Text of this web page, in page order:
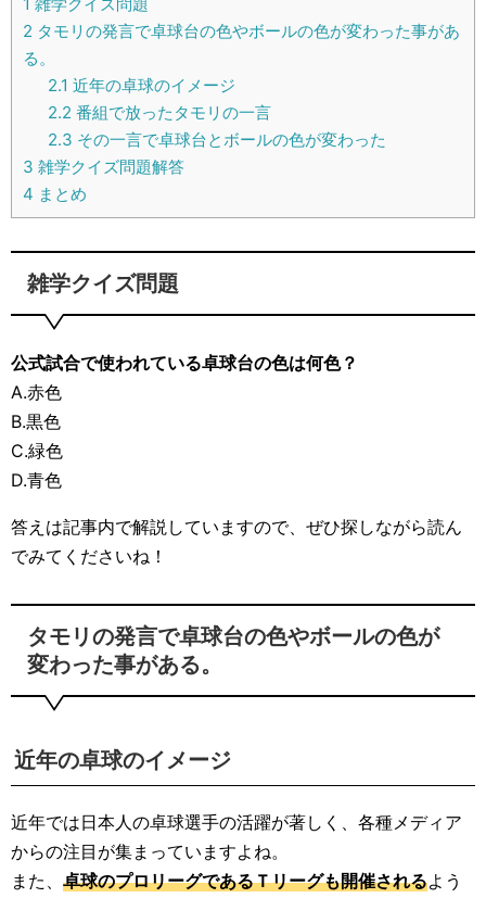
2 タモリの発言で卓球台の色やボールの色が変わった事があ
る。
2.1 近年の卓球のイメージ
2.2 番組で放ったタモリの一言
2.3 その一言で卓球台とボールの色が変わった
3 雑学クイズ問題解答
4 まとめ
雑学クイズ問題
公式試合で使われている卓球台の色は何色？
A.赤色
B.黒色
C.緑色
D.青色
答えは記事内で解説していますので、ぜひ探しながら読ん
でみてくださいね！
タモリの発言で卓球台の色やボールの色が
変わった事がある。
近年の卓球のイメージ
近年では日本人の卓球選手の活躍が著しく、各種メディア
からの注目が集まっていますよね。
また、 卓球のプロリーグであるＴリーグも開催されるよう